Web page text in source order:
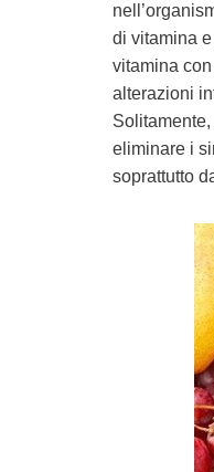
di vitamina
vitamina
alterazioni
eliminare i
soprattutto